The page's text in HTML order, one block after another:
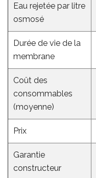
Eau rejetée par litre
osmosé
Durée de vie de la
membrane
Coût des
consommables
(moyenne)
Prix
Garantie
constructeur